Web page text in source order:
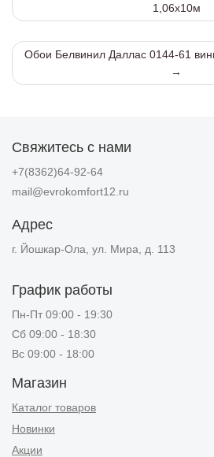
1,06х10м
Обои Белвинил Даллас 0144-61
→
Свяжитесь с нами
+7(8362)64-92-64
mail@evrokomfort12.ru
Адрес
г. Йошкар-Ола, ул. Мира, д. 113
График работы
Пн-Пт 09:00 - 19:30
Сб 09:00 - 18:30
Вс 09:00 - 18:00
Магазин
Каталог товаров
Новинки
Акции